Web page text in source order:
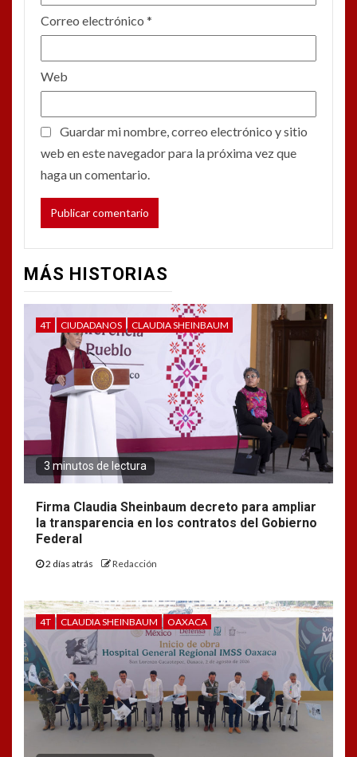
Correo electrónico *
Web
Guardar mi nombre, correo electrónico y sitio
web en este navegador para la próxima vez que
haga un comentario.
MÁS HISTORIAS
4T CIUDADANOS CLAUDIA SHEINBAUM
3 minutos de lectura
Firma Claudia Sheinbaum decreto para ampliar
la transparencia en los contratos del Gobierno
Federal
2 días atrás Redacción
4T CLAUDIA SHEINBAUM OAXACA